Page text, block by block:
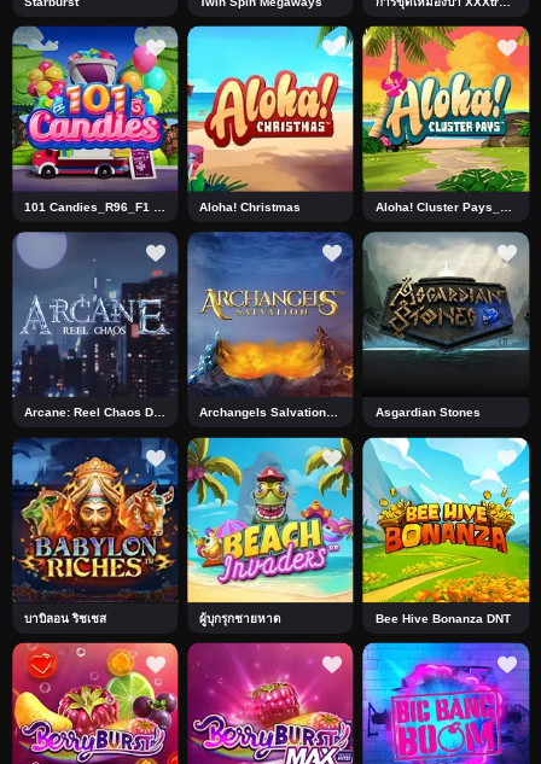
Aloha! Christmas
Arcane: Reel Chaos DNT Archangels Salvation DNT Asgardian Stones
บาบิลอน ริชเชส ผู้บุกรุกชายหาด Bee Hive Bonanza DNT